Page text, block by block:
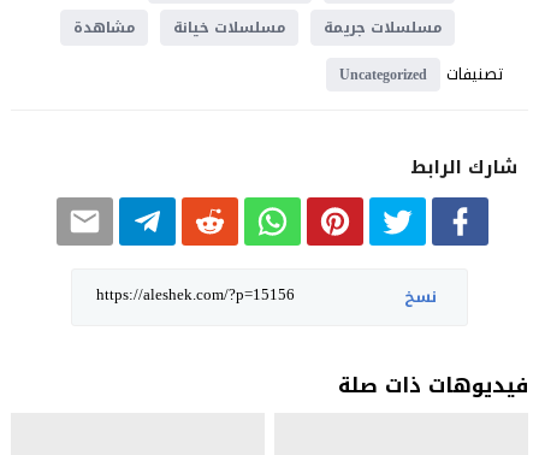
مسلسلات جريمة
مسلسلات خيانة مشاهدة
تصنيفات Uncategorized
شارك الرابط
نسخ
فيديوهات ذات صلة